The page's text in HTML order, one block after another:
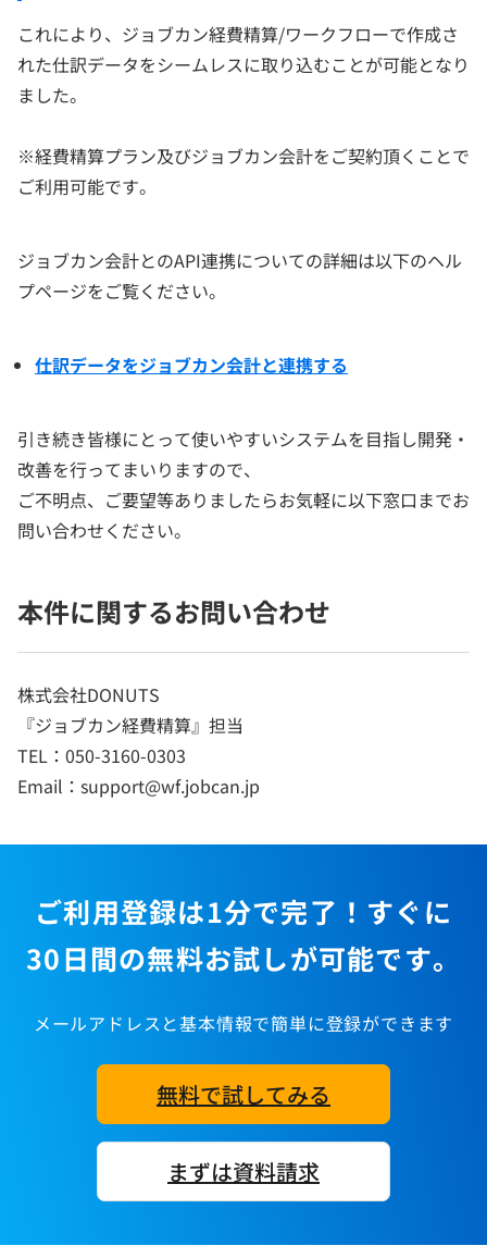
これにより、ジョブカン経費精算/ワークフローで作成さ
れた仕訳データをシームレスに取り込むことが可能となり
ました。
※経費精算プラン及びジョブカン会計をご契約頂くことで
ご利用可能です。
ジョブカン会計とのAPI連携についての詳細は以下のヘル
プページをご覧ください。
仕訳データをジョブカン会計と連携する
引き続き皆様にとって使いやすいシステムを目指し開発・
改善を行ってまいりますので、
ご不明点、ご要望等ありましたらお気軽に以下窓口までお
問い合わせください。
本件に関するお問い合わせ
株式会社DONUTS
『ジョブカン経費精算』担当
TEL：050-3160-0303
Email：support@wf.jobcan.jp
ご利用登録は1分で完了！すぐに
30日間の無料お試しが可能です。
メールアドレスと基本情報で簡単に登録ができます
無料で試してみる
まずは資料請求